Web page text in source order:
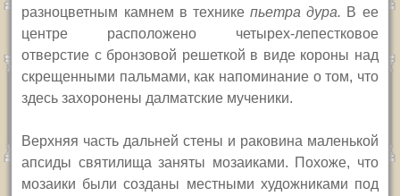
разноцветным камнем в техникепьетра дура. В ее
центре расположено четырех-лепестковое
отверстие с бронзовой решеткой в виде короны над
скрещенными пальмами, как напоминание о том, что
здесь захоронены далматские мученики.
Верхняя часть дальней стены и раковина маленькой
апсиды святилища заняты мозаиками. Похоже, что
мозаики были созданы местными художниками под